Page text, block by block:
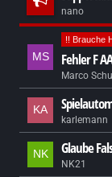
nano
!! Brauche
Fehler F
Marco
karlemann
Glaube
NK21